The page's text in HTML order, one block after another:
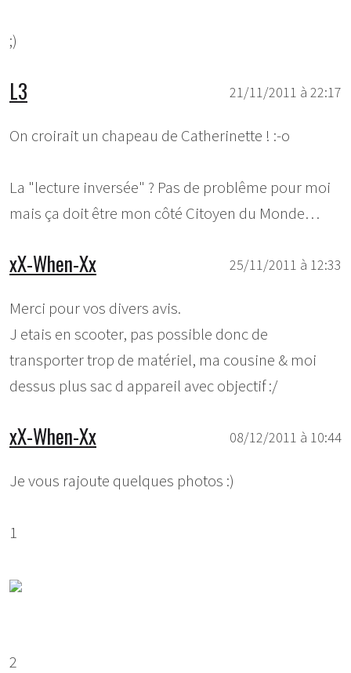
;)
21/11/2011 à 22:17
L3
On croirait un chapeau de Catherinette ! :-o
La "lecture inversée" ? Pas de problême pour moi
mais ça doit être mon côté Citoyen du Monde…
25/11/2011 à 12:33
xX-When-Xx
Merci pour vos divers avis.
J etais en scooter, pas possible donc de
transporter trop de matériel, ma cousine & moi
dessus plus sac d appareil avec objectif :/
08/12/2011 à 10:44
xX-When-Xx
Je vous rajoute quelques photos :)
1
2